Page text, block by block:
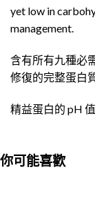
yet low in
management.
含有所有九種必
修復的完整蛋白
精益蛋白的 pH
你可能喜歡